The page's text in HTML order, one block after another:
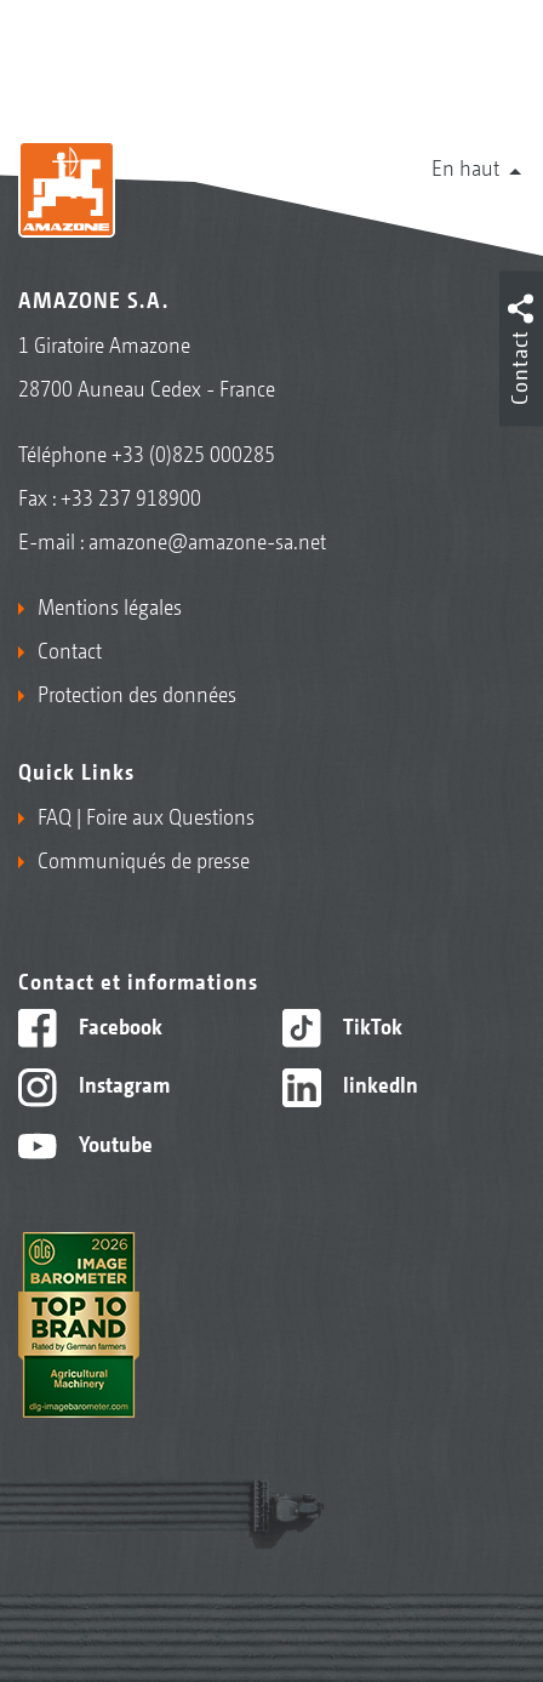
En haut
AMAZONE S.A.
1 Giratoire Amazone
28700 Auneau Cedex - France
Téléphone+33 (0)825 000285
Fax : +33 237 918900
E-mail : amazone@amazone-sa.net
Mentions légales
Contact
Protection des données
Quick Links
FAQ | Foire aux Questions
Communiqués de presse
Contact et informations
Facebook
Instagram
Youtube
TikTok
linkedIn
Contact